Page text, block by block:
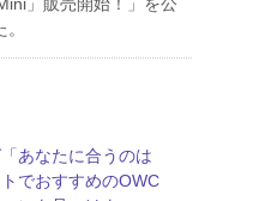
あなたに合うのは
でおすすめのOWC